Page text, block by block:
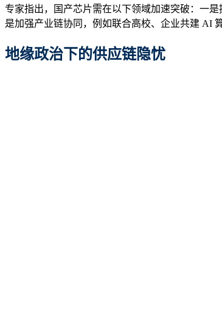
专家指出，国产芯片需在以下领域加速突破：一
是加强产业链协同，例如联合高校、企业共建 AI
地缘政治下的供应链隐忧